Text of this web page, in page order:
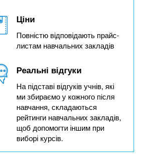
Ціни
Повністю відповідають прайс-
листам навчальних закладів
Реальні відгуки
На підставі відгуків учнів, які
ми збираємо у кожного після
навчання, складаються
рейтинги навчальних закладів,
щоб допомогти іншим при
виборі курсів.